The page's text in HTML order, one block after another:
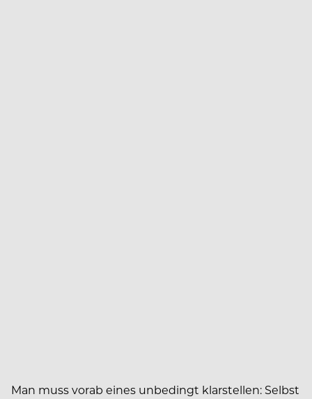
Man muss vorab eines unbedingt klarstellen: Selbst